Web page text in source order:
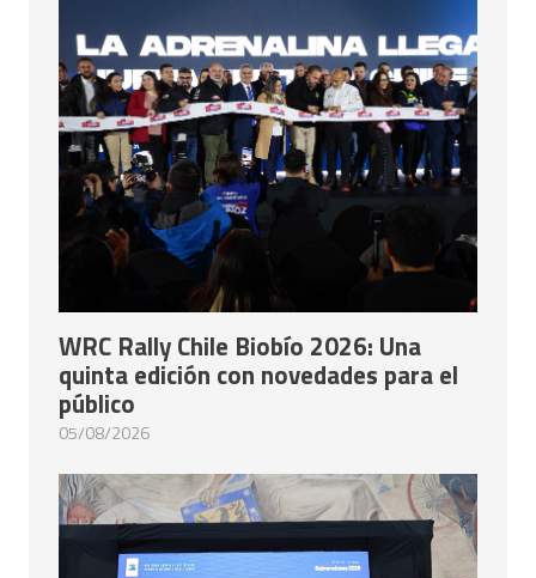
WRC Rally Chile Biobío 2026: Una
quinta edición con novedades para el
público
05/08/2026